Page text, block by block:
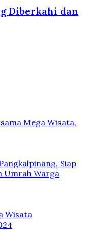
Diberkahi dan
Mega Wisata,
Siap
Umrah Warga
Wisata